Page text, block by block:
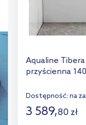
Aqualine
przyścienna
Dostępność: na
3 589,80 zł